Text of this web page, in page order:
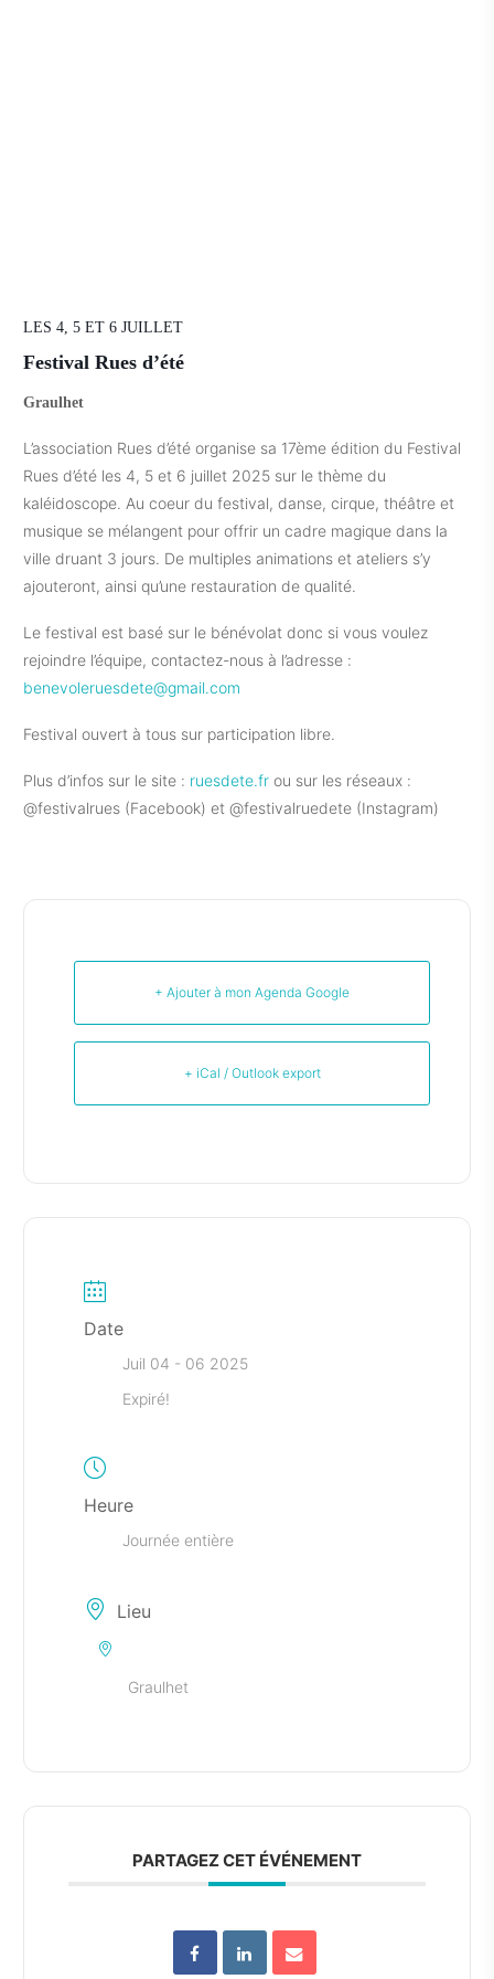
LES 4, 5 ET 6 JUILLET
Festival Rues d’été
Graulhet
L’association Rues d’été organise sa 17ème édition du Festival
Rues d’été les 4, 5 et 6 juillet 2025 sur le thème du
kaléidoscope. Au coeur du festival, danse, cirque, théâtre et
musique se mélangent pour offrir un cadre magique dans la
ville druant 3 jours. De multiples animations et ateliers s’y
ajouteront, ainsi qu’une restauration de qualité.
Le festival est basé sur le bénévolat donc si vous voulez
rejoindre l’équipe, contactez-nous à l’adresse :
benevoleruesdete@gmail.com
Festival ouvert à tous sur participation libre.
Plus d’infos sur le site : ruesdete.fr ou sur les réseaux :
@festivalrues (Facebook) et @festivalruedete (Instagram)
+ Ajouter à mon Agenda Google
+ iCal / Outlook export
Date
Juil 04 - 06 2025
Expiré!
Heure
Journée entière
Lieu
Graulhet
PARTAGEZ CET ÉVÉNEMENT